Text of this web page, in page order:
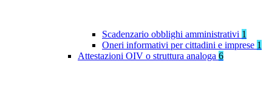
Scadenzario obblighi amministrativi 1
Oneri informativi per cittadini e imprese 1
Attestazioni OIV o struttura analoga 6